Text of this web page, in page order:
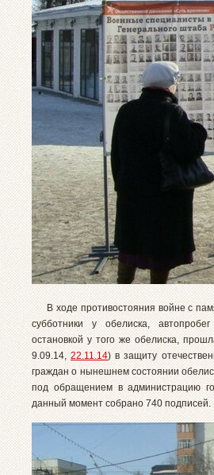
В ходе противостояния войне с
субботники у обелиска,
остановкой у того же обелиска,
9.09.14,22.11.14) в защиту
граждан о нынешнем состоянии
под обращением в администрацию
данный момент собрано 740 подписей.